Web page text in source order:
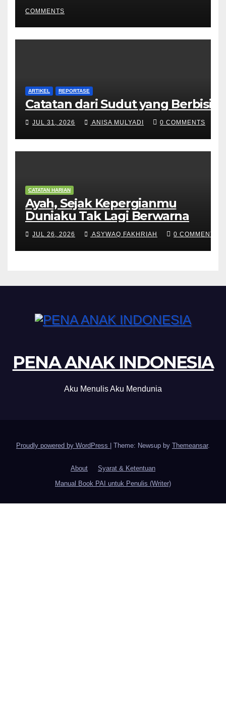
COMMENTS
ARTIKEL REPORTASE
Catatan dari Sudut yang Berbisik
JUL 31, 2026 ANISA MULYADI 0 COMMENTS
CATATAN HARIAN
Ayah, Sejak Kepergianmu
Duniaku Tak Lagi Berwarna
JUL 26, 2026 ASYWAQ FAKHRIAH 0 COMMENTS
PENA ANAK INDONESIA
Aku Menulis Aku Mendunia
Proudly powered by WordPress Theme: Newsup by Themeansar.
About
Syarat & Ketentuan
Manual Book PAI untuk Penulis (Writer)